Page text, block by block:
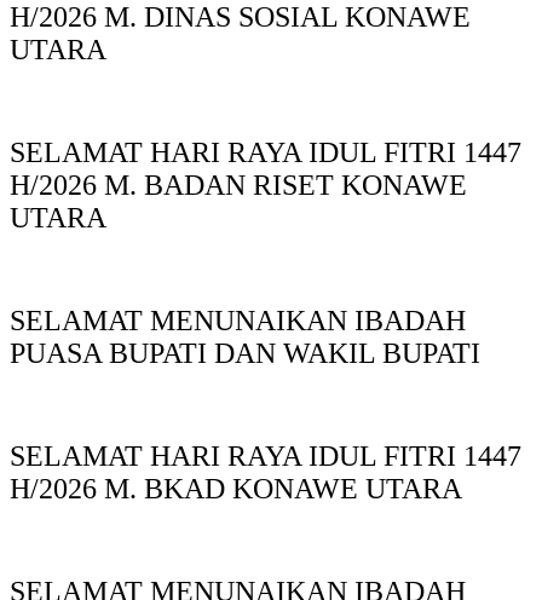
H/2026 M. DINAS SOSIAL KONAWE
UTARA
SELAMAT HARI RAYA IDUL FITRI 1447
H/2026 M. BADAN RISET KONAWE
UTARA
SELAMAT MENUNAIKAN IBADAH
PUASA BUPATI DAN WAKIL BUPATI
SELAMAT HARI RAYA IDUL FITRI 1447
H/2026 M. BKAD KONAWE UTARA
SELAMAT MENUNAIKAN IBADAH